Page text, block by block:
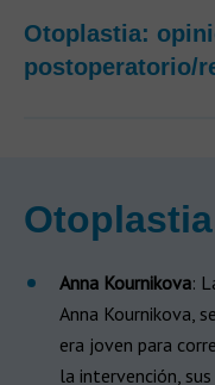
Otoplastia:
postoperatorio/
Anna Kournikova:
Anna Kournikova,
era joven para
la intervención,